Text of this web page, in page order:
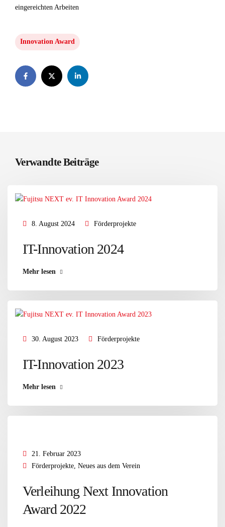
eingereichten Arbeiten
Innovation Award
Verwandte Beiträge
8. August 2024 Förderprojekte
IT-Innovation 2024
Mehr lesen
30. August 2023 Förderprojekte
IT-Innovation 2023
Mehr lesen
21. Februar 2023
Förderprojekte Neues aus dem Verein
Verleihung Next Innovation
Award 2022